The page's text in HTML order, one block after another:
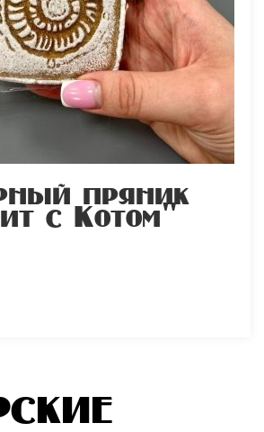
пряник
с Котом"